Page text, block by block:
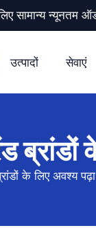
सामान्य न्यूनतम
उत्पादों सेवाएं
के लिए अवश्य पढ़ा